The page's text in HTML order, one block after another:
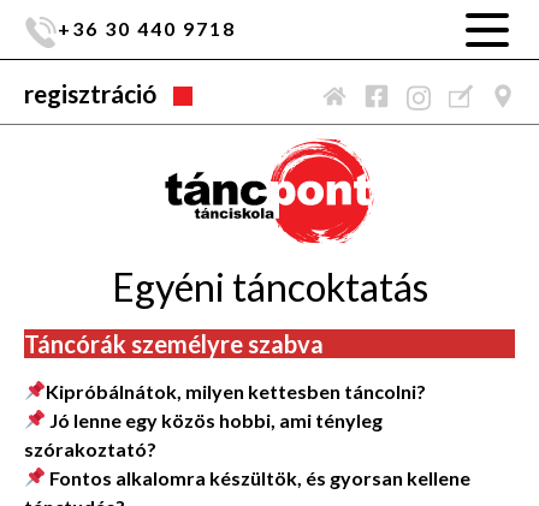
+36 30 440 9718
regisztráció
Egyéni táncoktatás
Táncórák személyre szabva
Kipróbálnátok, milyen kettesben táncolni?
Jó lenne egy közös hobbi, ami tényleg
szórakoztató?
Fontos alkalomra készültök, és gyorsan kellene